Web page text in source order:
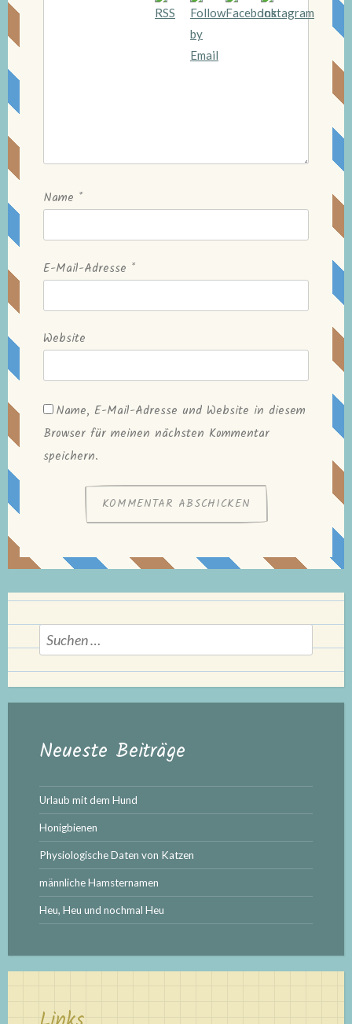
Name *
E-Mail-Adresse *
Website
Name, E-Mail-Adresse und Website in diesem
Browser für meinen nächsten Kommentar
speichern.
Suchen
nach:
Neueste Beiträge
Urlaub mit dem Hund
Honigbienen
Physiologische Daten von Katzen
männliche Hamsternamen
Heu, Heu und nochmal Heu